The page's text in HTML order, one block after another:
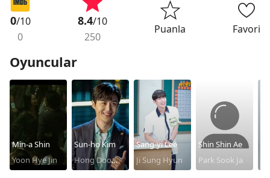
0/10
0
8.4/10
250
Puanla Favori
Oyuncular
Min-a Shin
Yoon Hye Jin
Sun-ho Kim
Hong Doo
Sang-yi Lee
Ji Sung Hyun
Shin Shin Ae
Park Sook Ja